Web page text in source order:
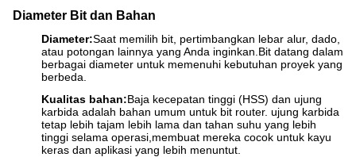
Diameter Bit dan Bahan
Diameter:Saat memilih bit, pertimbangkan lebar alur, dado,
atau potongan lainnya yang Anda inginkan.Bit datang dalam
berbagai diameter untuk memenuhi kebutuhan proyek yang
berbeda.
Kualitas bahan:Baja kecepatan tinggi (HSS) dan ujung
karbida adalah bahan umum untuk bit router. ujung karbida
tetap lebih tajam lebih lama dan tahan suhu yang lebih
tinggi selama operasi,membuat mereka cocok untuk kayu
keras dan aplikasi yang lebih menuntut.